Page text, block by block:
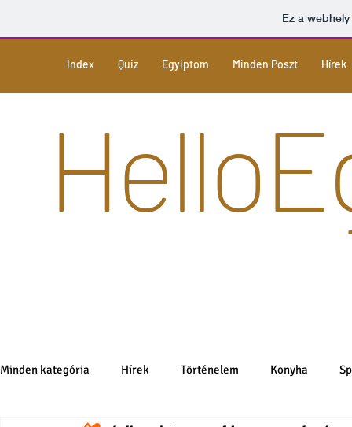
Ez a
Index Quiz Egyiptom Minden Poszt Hírek
Hello
Minden kategória Hírek Történelem Konyha